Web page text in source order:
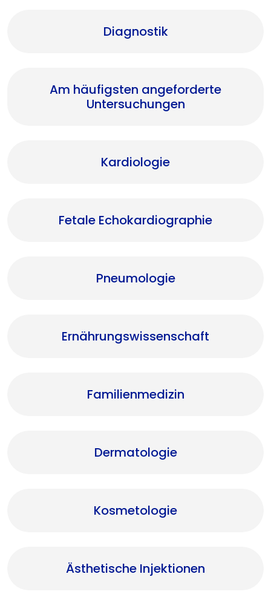
Diagnostik
Am häufigsten angeforderte
Untersuchungen
Kardiologie
Fetale Echokardiographie
Pneumologie
Ernährungswissenschaft
Familienmedizin
Dermatologie
Kosmetologie
Ästhetische Injektionen